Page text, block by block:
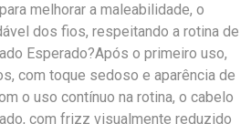
melhorar a maleabilidade, o
dos fios, respeitando a rotina de
Esperado?Após o primeiro uso,
com toque sedoso e aparência de
o uso contínuo na rotina, o cabelo
com frizz visualmente reduzido